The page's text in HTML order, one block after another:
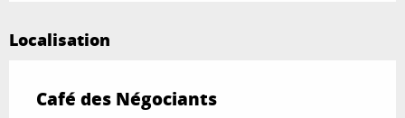
Localisation
Café des Négociants